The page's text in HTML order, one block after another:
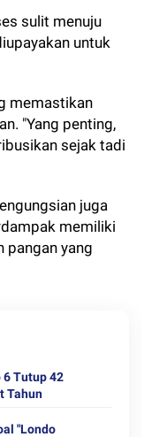
sulit menuju
untuk
memastikan
"Yang penting,
sejak tadi
juga
memiliki
pangan yang
6 Tutup 42
Tahun
"Londo